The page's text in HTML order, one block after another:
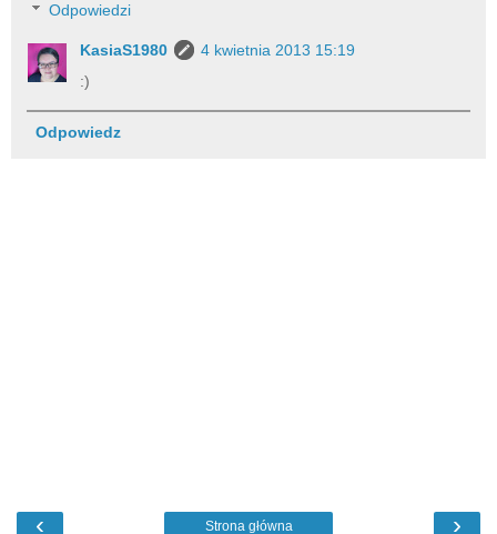
Odpowiedzi
KasiaS1980
4 kwietnia 2013 15:19
:)
Odpowiedz
‹ ›
Strona główna